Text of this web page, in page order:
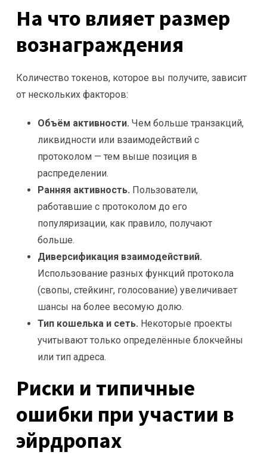
На что влияет размер
вознаграждения
Количество токенов, которое вы получите, зависит
от нескольких факторов:
Объём активности. Чем больше транзакций,
ликвидности или взаимодействий с
протоколом — тем выше позиция в
распределении.
Ранняя активность. Пользователи,
работавшие с протоколом до его
популяризации, как правило, получают
больше.
Диверсификация взаимодействий.
Использование разных функций протокола
(свопы, стейкинг, голосование) увеличивает
шансы на более весомую долю.
Тип кошелька и сеть. Некоторые проекты
учитывают только определённые блокчейны
или тип адреса.
Риски и типичные
ошибки при участии в
эйрдропах